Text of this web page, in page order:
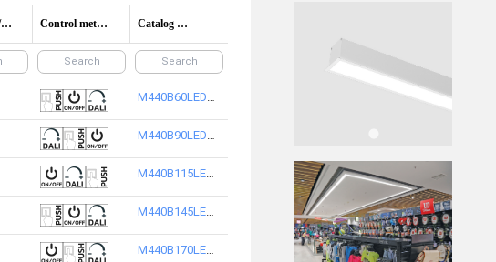
Efficacy (lm/W) Control method options Catalog Code/product code
M440B60LED2AF-W
M440B90LED2AF-W
M440B115LED2AF-W
M440B145LED2AF-W
M440B170LED2AF-W